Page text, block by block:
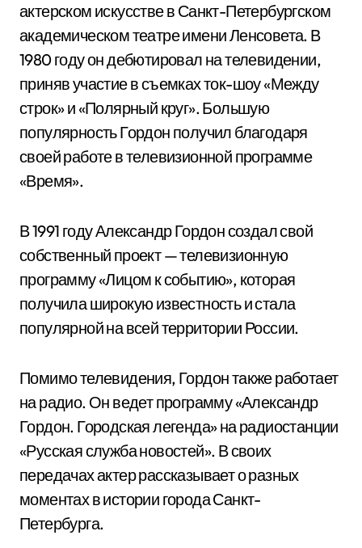
актерском искусстве в Санкт-Петербургском
академическом театре имени Ленсовета. В
1980 году он дебютировал на телевидении,
приняв участие в съемках ток-шоу «Между
строк» и «Полярный круг». Большую
популярность Гордон получил благодаря
своей работе в телевизионной программе
«Время».
В 1991 году Александр Гордон создал свой
собственный проект — телевизионную
программу «Лицом к событию», которая
получила широкую известность и стала
популярной на всей территории России.
Помимо телевидения, Гордон также работает
на радио. Он ведет программу «Александр
Гордон. Городская легенда» на радиостанции
«Русская служба новостей». В своих
передачах актер рассказывает о разных
моментах в истории города Санкт-
Петербурга.